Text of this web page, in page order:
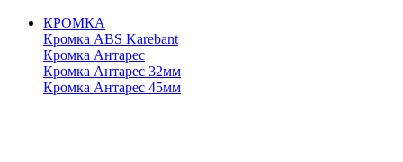
КРОМКА
Кромка ABS Karebant
Кромка Антарес
Кромка Антарес 32мм
Кромка Антарес 45мм